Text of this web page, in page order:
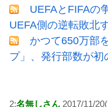
UEFAとFIFAの
UEFA側の逆転敗北
かつて650万部
プ」、発行部数が初
2:名無しさん 2017/11/